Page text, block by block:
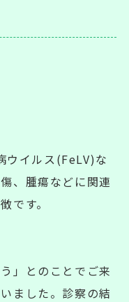
ウイルス(FeLV)な
、腫瘍などに関連
です。
」とのことでご来
ました。診察の結